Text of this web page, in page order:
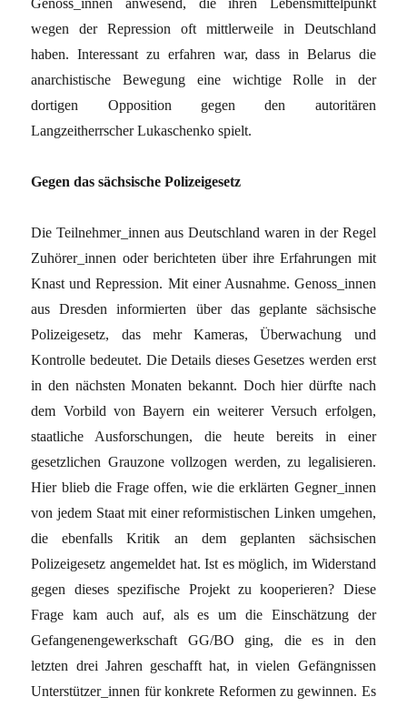
wegen der Repression oft mittlerweile in Deutschland
haben. Interessant zu erfahren war, dass in Belarus die
anarchistische Bewegung eine wichtige Rolle in der
dortigen Opposition gegen den autoritären
Langzeitherrscher Lukaschenko spielt.
Gegen das sächsische Polizeigesetz
Die Teilnehmer_innen aus Deutschland waren in der Regel
Zuhörer_innen oder berichteten über ihre Erfahrungen mit
Knast und Repression. Mit einer Ausnahme. Genoss_innen
aus Dresden informierten über das geplante sächsische
Polizeigesetz, das mehr Kameras, Überwachung und
Kontrolle bedeutet. Die Details dieses Gesetzes werden erst
in den nächsten Monaten bekannt. Doch hier dürfte nach
dem Vorbild von Bayern ein weiterer Versuch erfolgen,
staatliche Ausforschungen, die heute bereits in einer
gesetzlichen Grauzone vollzogen werden, zu legalisieren.
Hier blieb die Frage offen, wie die erklärten Gegner_innen
von jedem Staat mit einer reformistischen Linken umgehen,
die ebenfalls Kritik an dem geplanten sächsischen
Polizeigesetz angemeldet hat. Ist es möglich, im Widerstand
gegen dieses spezifische Projekt zu kooperieren? Diese
Frage kam auch auf, als es um die Einschätzung der
Gefangenengewerkschaft GG/BO ging, die es in den
letzten drei Jahren geschafft hat, in vielen Gefängnissen
Unterstützer_innen für konkrete Reformen zu gewinnen. Es